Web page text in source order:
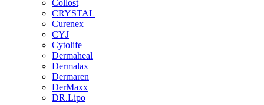
Collost
CRYSTAL
Curenex
CYJ
Cytolife
Dermaheal
Dermalax
Dermaren
DerMaxx
DR.Lipo